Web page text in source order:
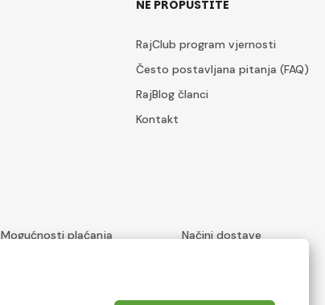
NE PROPUSTITE
RajClub program vjernosti
Često postavljana pitanja (FAQ)
RajBlog članci
Kontakt
Mogućnosti plaćanja Načini dostave